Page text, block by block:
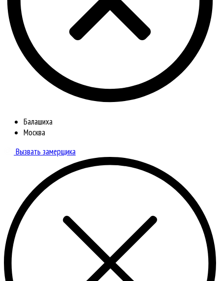
Балашиха
Москва
Вызвать замерщика